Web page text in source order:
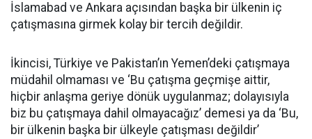
İslamabad ve Ankara açısından başka bir ülkenin iç
çatışmasına girmek kolay bir tercih değildir.
İkincisi, Türkiye ve Pakistan’ın Yemen’deki çatışmaya
müdahil olmaması ve ‘Bu çatışma geçmişe aittir,
hiçbir anlaşma geriye dönük uygulanmaz; dolayısıyla
biz bu çatışmaya dahil olmayacağız’ demesi ya da ‘Bu,
bir ülkenin başka bir ülkeyle çatışması değildir’